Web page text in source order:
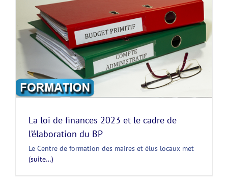
La loi de finances 2023 et le cadre de
l’élaboration du BP
Le Centre de formation des maires et élus locaux met
(suite…)